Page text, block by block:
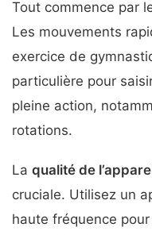
Tout commence par
Les mouvements
exercice de
particulière pour
pleine action,
rotations.
La qualité de
cruciale. Utilisez un
haute fréquence